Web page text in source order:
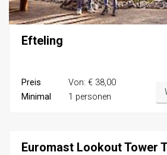
Efteling
Preis
Von: € 38,00
Minimal
1 personen
Euromast Lookout Tower